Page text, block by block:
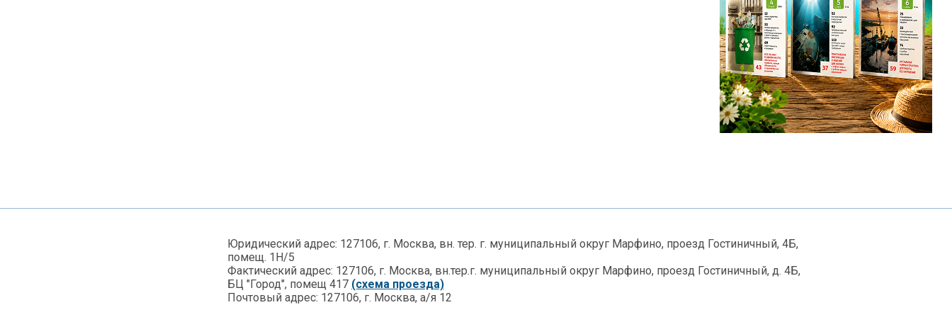
Юридический адрес: 127106, г. Москва, вн. тер. г. муниципальный округ Марфино, проезд Гостиничный, 4Б,
помещ. 1Н/5
Фактический адрес: 127106, г. Москва, вн.тер.г. муниципальный округ Марфино, проезд Гостиничный, д. 4Б,
БЦ "Город", помещ 417 (схема проезда)
Почтовый адрес: 127106, г. Москва, а/я 12